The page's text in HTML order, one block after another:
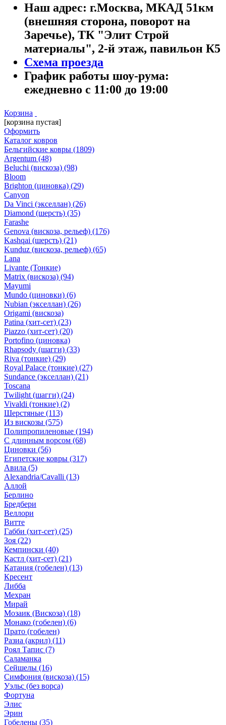
Наш адрес: г.Москва, МКАД 51км
(внешняя сторона, поворот на
Заречье), ТК "Элит Строй
материалы", 2-й этаж, павильон К5
Схема проезда
График работы шоу-рума:
ежедневно с 11:00 до 19:00
Корзина
[корзина пустая]
Оформить
Каталог ковров
Бельгийские ковры (1809)
Argentum (48)
Beluchi (вискоза) (98)
Bloom
Brighton (циновка) (29)
Canyon
Da Vinci (экселлан) (26)
Diamond (шерсть) (35)
Farashe
Genova (вискоза, рельеф) (176)
Kashqai (шерсть) (21)
Kunduz (вискоза, рельеф) (65)
Lana
Livante (Тонкие)
Matrix (вискоза) (94)
Mayumi
Mundo (циновки) (6)
Nubian (экселлан) (26)
Origami (вискоза)
Patina (хит-сет) (23)
Piazzo (хит-сет) (20)
Portofino (циновка)
Rhapsody (шагги) (33)
Riva (тонкие) (29)
Royal Palace (тонкие) (27)
Sundance (экселлан) (21)
Toscana
Twilight (шагги) (24)
Vivaldi (тонкие) (2)
Шерстяные (113)
Из вискозы (575)
Полипропиленовые (194)
С длинным ворсом (68)
Циновки (56)
Египетские ковры (317)
Авила (5)
Alexandria/Cavalli (13)
Аллой
Берлино
Бредбери
Веллори
Витте
Габби (хит-сет) (25)
Зоя (22)
Кемпински (40)
Кастл (хит-сет) (21)
Катания (гобелен) (13)
Кресент
Либба
Мехран
Мирай
Мозаик (Вискоза) (18)
Монако (гобелен) (6)
Прато (гобелен)
Разиа (акрил) (11)
Роял Тапис (7)
Саламанка
Сейшелы (16)
Симфония (вискоза) (15)
Уэльс (без ворса)
Фортуна
Элис
Эрин
Гобелены (35)